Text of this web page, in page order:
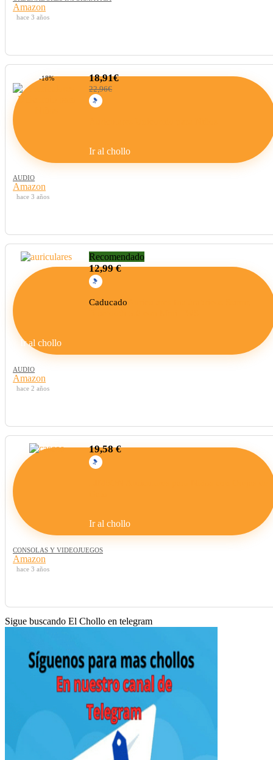
Amazon
hace 3 años
-18% 18,91€
22,96€
Ir al chollo
AUDIO
Amazon
hace 3 años
Recomendado
12,99 €
Caducado
Ir al chollo
AUDIO
Amazon
hace 2 años
19,58 €
Ir al chollo
CONSOLAS Y VIDEOJUEGOS
Amazon
hace 3 años
Sigue buscando El Chollo en telegram